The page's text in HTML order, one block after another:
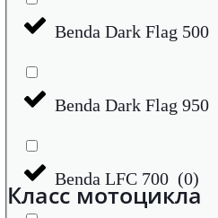
Benda Dark Flag 500
Benda Dark Flag 950
Benda LFC 700 (0)
Класс мотоцикла